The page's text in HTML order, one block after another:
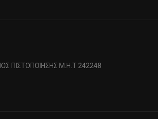
ΠΙΣΤΟΠΟΙΗΣΗΣ Μ.Η.Τ 242248